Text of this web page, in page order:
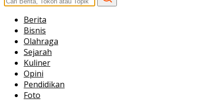
Berita
Bisnis
Olahraga
Sejarah
Kuliner
Opini
Pendidikan
Foto